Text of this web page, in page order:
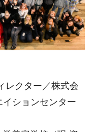
レクター／株式会
ションセンター